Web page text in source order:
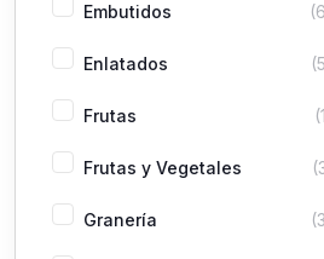
Embutidos
Enlatados
Frutas
Frutas y Vegetales
Granería